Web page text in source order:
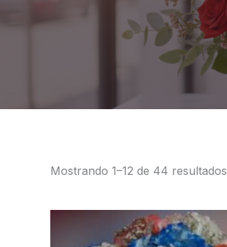
Mostrando 1–12 de 44 resultados